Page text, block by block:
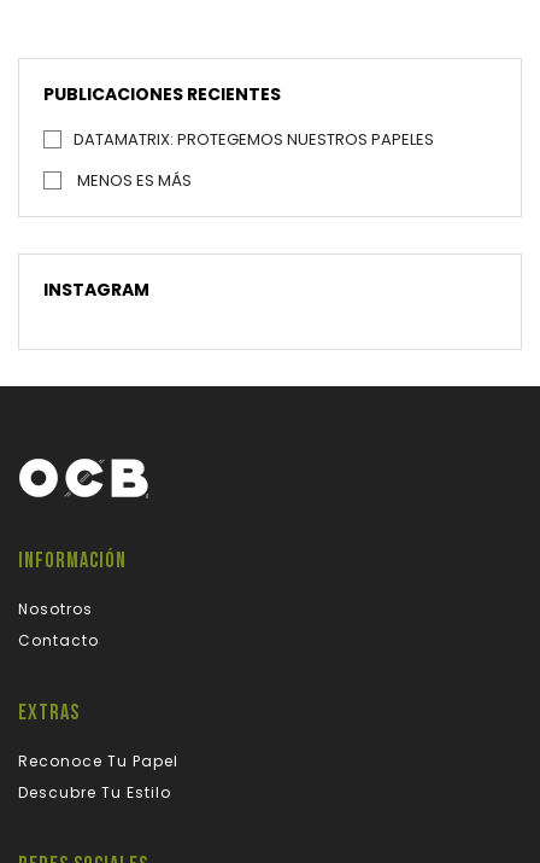
PUBLICACIONES RECIENTES
DATAMATRIX: PROTEGEMOS NUESTROS PAPELES
MENOS ES MÁS
INSTAGRAM
INFORMACIÓN
Nosotros
Contacto
EXTRAS
Reconoce Tu Papel
Descubre Tu Estilo